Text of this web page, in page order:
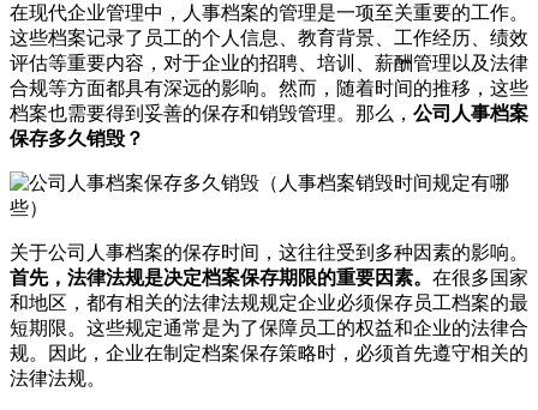
在现代企业管理中，人事档案的管理是一项至关重要的工作。
这些档案记录了员工的个人信息、教育背景、工作经历、绩效
评估等重要内容，对于企业的招聘、培训、薪酬管理以及法律
合规等方面都具有深远的影响。然而，随着时间的推移，这些
档案也需要得到妥善的保存和销毁管理。那么， 公司人事档案
保存多久销毁？
关于公司人事档案的保存时间，这往往受到多种因素的影响。
首先，法律法规是决定档案保存期限的重要因素。 在很多国家
和地区，都有相关的法律法规规定企业必须保存员工档案的最
短期限。这些规定通常是为了保障员工的权益和企业的法律合
规。因此，企业在制定档案保存策略时，必须首先遵守相关的
法律法规。